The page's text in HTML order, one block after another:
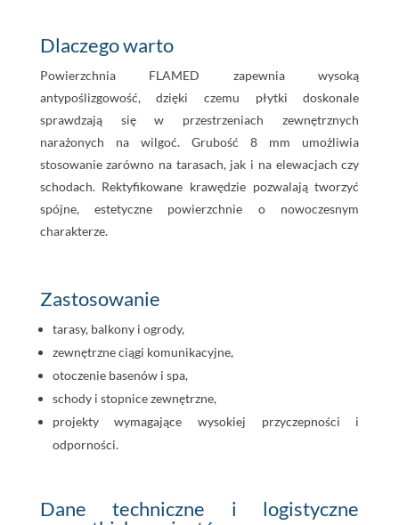
Dlaczego warto
Powierzchnia FLAMED zapewnia wysoką
antypoślizgowość, dzięki czemu płytki doskonale
sprawdzają się w przestrzeniach zewnętrznych
narażonych na wilgoć. Grubość 8 mm umożliwia
stosowanie zarówno na tarasach, jak i na elewacjach czy
schodach. Rektyfikowane krawędzie pozwalają tworzyć
spójne, estetyczne powierzchnie o nowoczesnym
charakterze.
Zastosowanie
tarasy, balkony i ogrody,
zewnętrzne ciągi komunikacyjne,
otoczenie basenów i spa,
schody i stopnice zewnętrzne,
projekty wymagające wysokiej przyczepności i
odporności.
Dane techniczne i logistyczne